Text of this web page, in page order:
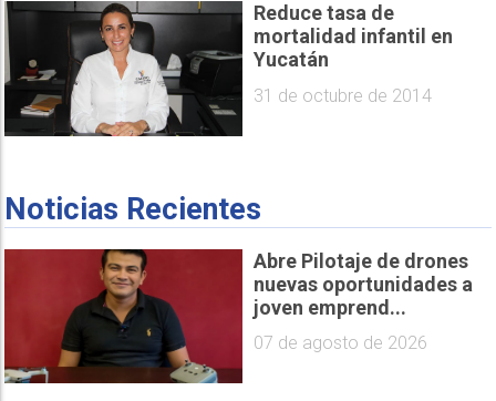
Reduce tasa de
mortalidad infantil en
Yucatán
31 de octubre de 2014
Noticias Recientes
Abre Pilotaje de drones
nuevas oportunidades a
joven emprend...
07 de agosto de 2026